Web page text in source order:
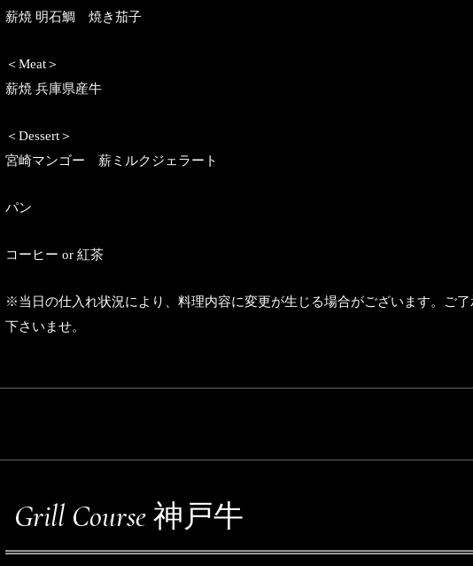
薪焼 明石鯛 焼き茄子
＜Meat＞
薪焼 兵庫県産牛
＜Dessert＞
宮崎マンゴー 薪ミルクジェラート
パン
コーヒー or 紅茶
※当日の仕入れ状況により、料理内容に変更が生じる場合がございます。ご了
下さいませ。
Grill Course 神戸牛